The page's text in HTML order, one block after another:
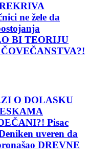
ne žele da
BI TEORIJU
O DOLASKU
Pisac
uveren da
DREVNE